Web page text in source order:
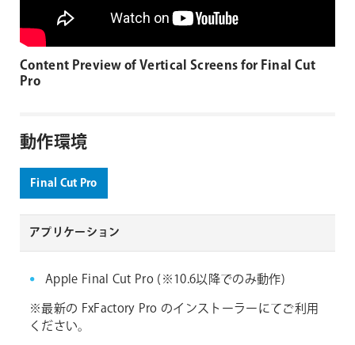
Content Preview of Vertical Screens for Final Cut
Pro
動作環境
Final Cut Pro
アプリケーション
Apple Final Cut Pro (※10.6以降でのみ動作)
※最新の FxFactory Pro のインストーラーにてご利用
ください。